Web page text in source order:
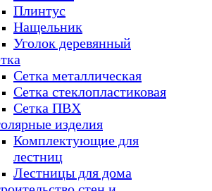
Плинтус
Нащельник
Уголок деревянный
Сетка металлическая
Сетка стеклопластиковая
Сетка ПВХ
изделия
Комплектующие для
лестниц
Лестницы для дома